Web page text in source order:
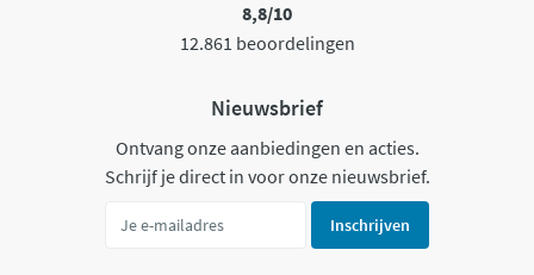
8,8/10
12.861 beoordelingen
Nieuwsbrief
Ontvang onze aanbiedingen en acties.
Schrijf je direct in voor onze nieuwsbrief.
Inschrijven